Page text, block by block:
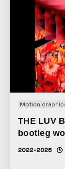
Motion
THE LUV
bootleg
2022-2026